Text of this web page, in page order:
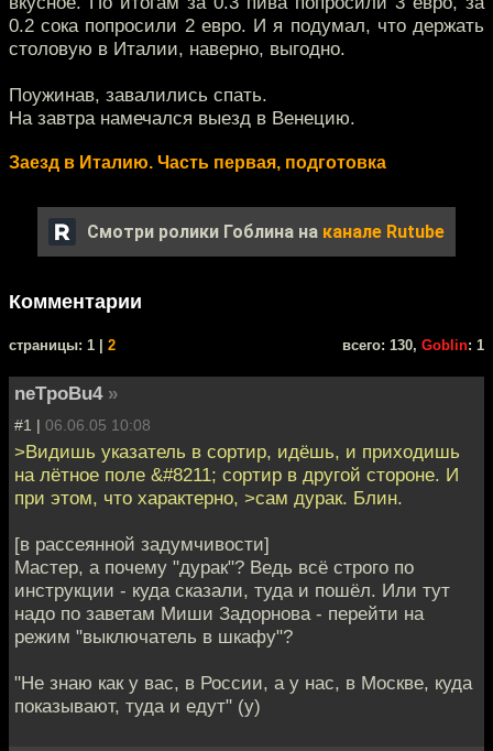
0.2 сока попросили 2 евро. И я подумал, что держать
столовую в Италии, наверно, выгодно.
Поужинав, завалились спать.
На завтра намечался выезд в Венецию.
Заезд в Италию. Часть первая, подготовка
Смотри ролики Гоблина на канале Rutube
Комментарии
cтраницы: 1 | 2 всего: 130, Goblin: 1
neTpoBu4 »
#1 | 06.06.05 10:08
>Видишь указатель в сортир, идёшь, и приходишь
на лётное поле &#8211; сортир в другой стороне. И
при этом, что характерно, >сам дурак. Блин.
[в рассеянной задумчивости]
Мастер, а почему "дурак"? Ведь всё строго по
инструкции - куда сказали, туда и пошёл. Или тут
надо по заветам Миши Задорнова - перейти на
режим "выключатель в шкафу"?
"Не знаю как у вас, в России, а у нас, в Москве, куда
показывают, туда и едут" (у)